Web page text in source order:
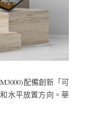
配備創新「可
水平放置方向。華